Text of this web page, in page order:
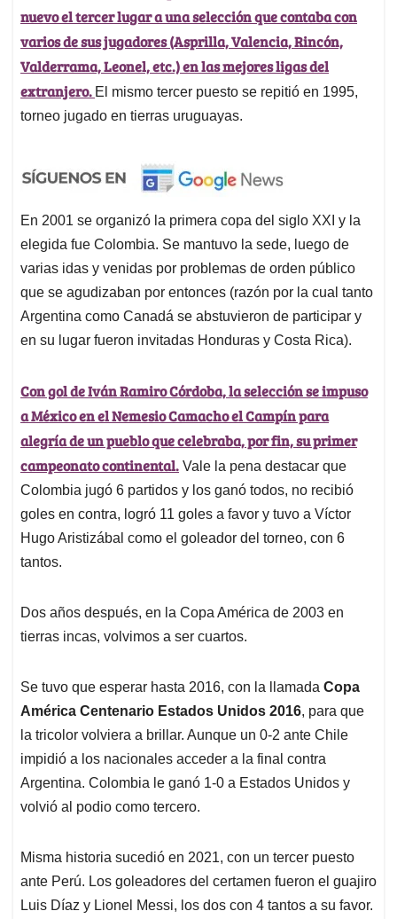
nuevo el tercer lugar a una selección que contaba con
varios de sus jugadores (Asprilla, Valencia, Rincón,
Valderrama, Leonel, etc.) en las mejores ligas del
extranjero. El mismo tercer puesto se repitió en 1995,
torneo jugado en tierras uruguayas.
En 2001 se organizó la primera copa del siglo XXI y la
elegida fue Colombia. Se mantuvo la sede, luego de
varias idas y venidas por problemas de orden público
que se agudizaban por entonces (razón por la cual tanto
Argentina como Canadá se abstuvieron de participar y
en su lugar fueron invitadas Honduras y Costa Rica).
Con gol de Iván Ramiro Córdoba, la selección se impuso
a México en el Nemesio Camacho el Campín para
alegría de un pueblo que celebraba, por fin, su primer
campeonato continental. Vale la pena destacar que
Colombia jugó 6 partidos y los ganó todos, no recibió
goles en contra, logró 11 goles a favor y tuvo a Víctor
Hugo Aristizábal como el goleador del torneo, con 6
tantos.
Dos años después, en la Copa América de 2003 en
tierras incas, volvimos a ser cuartos.
Se tuvo que esperar hasta 2016, con la llamada Copa
América Centenario Estados Unidos 2016, para que
la tricolor volviera a brillar. Aunque un 0-2 ante Chile
impidió a los nacionales acceder a la final contra
Argentina. Colombia le ganó 1-0 a Estados Unidos y
volvió al podio como tercero.
Misma historia sucedió en 2021, con un tercer puesto
ante Perú. Los goleadores del certamen fueron el guajiro
Luis Díaz y Lionel Messi, los dos con 4 tantos a su favor.